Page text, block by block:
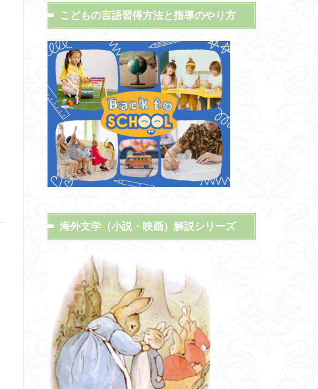
こどもの言語習得方法と指導のやり方
海外文学（小説・映画）解説シリーズ